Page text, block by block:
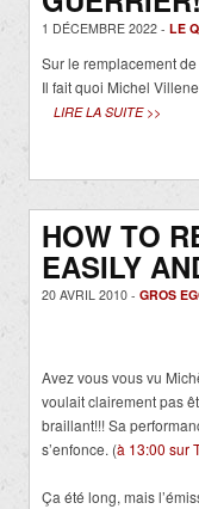
1 DÉCEMBRE 2022 - LE
Sur le remplacement
Il fait quoi Michel
LIRE LA SUITE >>
HOW TO
EASILY
20 AVRIL 2010 - GROS
Avez vous vous vu
voulait clairement pas
braillant!!! Sa
s’enfonce. (à 13:00 sur
Ça été long, mais